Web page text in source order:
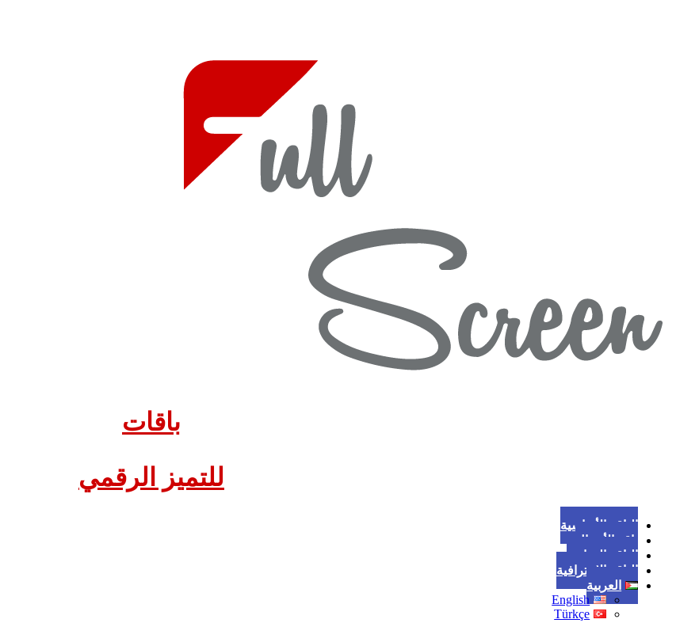
باقات
للتميز الرقمي
الباقة الأساسية
باقة الأعمال
الباقة التجارية
الباقة الاحترافية
العربية
English
Türkçe